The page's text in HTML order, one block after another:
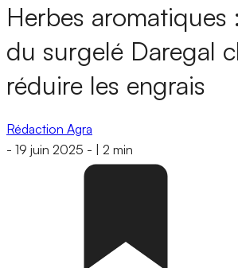
Herbes aromatiques
du surgelé Daregal
réduire les engrais
Rédaction Agra
- 19 juin 2025 - 2 min